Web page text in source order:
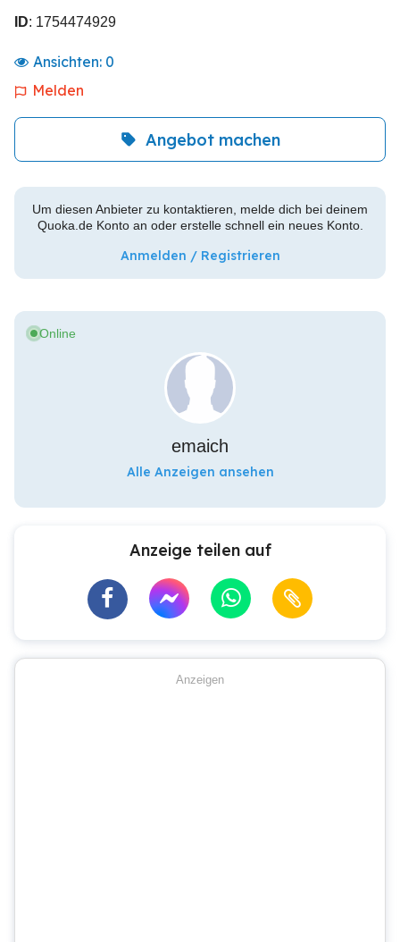
ID: 1754474929
Ansichten: 0
Melden
Angebot machen
Um diesen Anbieter zu kontaktieren, melde dich bei deinem
Quoka.de Konto an oder erstelle schnell ein neues Konto.
Anmelden / Registrieren
Online
emaich
Alle Anzeigen ansehen
Anzeige teilen auf
Anzeigen